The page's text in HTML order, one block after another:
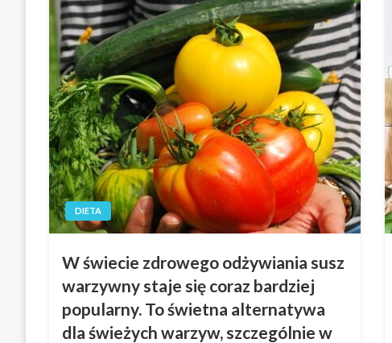
DIETA
W świecie zdrowego odżywiania susz
warzywny staje się coraz bardziej
popularny. To świetna alternatywa
dla świeżych warzyw, szczególnie w